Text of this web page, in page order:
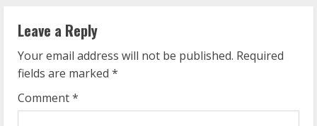
n
u
e
R
Leave a Reply
Your email address will not be published. Required
fields are marked *
Comment*